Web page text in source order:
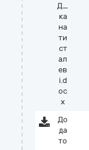
Д_
ка
на
ти
ст
ал
ев
і.d
oc
x
До
да
то